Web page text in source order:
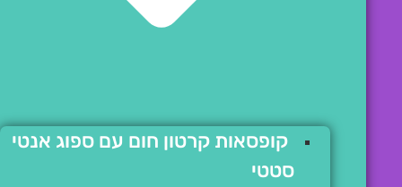
קופסאות קרטון חום עם ספוג אנטי
סטטי